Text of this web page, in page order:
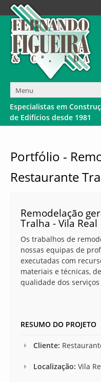
Especialistas em Construç
de Edifícios desde 1981
Portfólio -
Restaurante
Remodelação
Tralha - Vila Real
Os trabalhos de
nossas equipas de
executadas com
materiais e técnicas,
qualidade dos
RESUMO DO PROJETO
Cliente:
Localização: Vila